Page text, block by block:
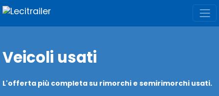
Veicoli usati
L'offerta più completa su rimorchi e semirimorchi usati.